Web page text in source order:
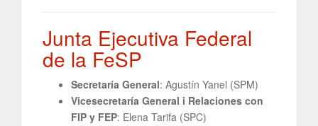
Junta Ejecutiva Federal
de la FeSP
Secretaría General: Agustín Yanel (SPM)
Vicesecretaría General i Relaciones con
FIP y FEP: Elena Tarifa (SPC)